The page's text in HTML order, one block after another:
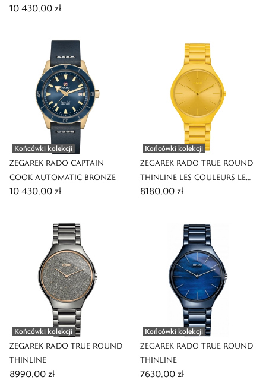
10 430,00 zł
Końcówki kolekcji
ZEGAREK RADO CAPTAIN
COOK AUTOMATIC BRONZE
10 430,00 zł
Końcówki kolekcji
ZEGAREK RADO TRUE ROUND
THINLINE LES COULEURS LE
CORBUSIER
8180,00 zł
Końcówki kolekcji
ZEGAREK RADO TRUE ROUND
THINLINE
8990,00 zł
Końcówki kolekcji
ZEGAREK RADO TRUE ROUND
THINLINE
7630,00 zł